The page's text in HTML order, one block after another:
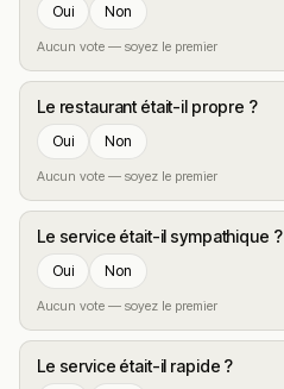
Oui Non
Aucun vote — soyez le premier
Le restaurant était-il propre ?
Oui Non
Aucun vote — soyez le premier
Le service était-il sympathique ?
Oui Non
Aucun vote — soyez le premier
Le service était-il rapide ?